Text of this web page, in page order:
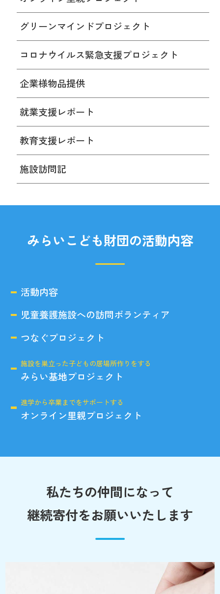
グリーンマインドプロジェクト
コロナウイルス緊急支援プロジェクト
企業様物品提供
就業支援レポート
教育支援レポート
施設訪問記
みらいこども財団の活動内容
活動内容
児童養護施設への訪問ボランティア
つなぐプロジェクト
施設を巣立った子どもの居場所作りをする
みらい基地プロジェクト
進学から卒業までをサポートする
オンライン里親プロジェクト
私たちの仲間になって
継続寄付をお願いいたします